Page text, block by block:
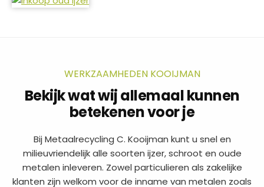
WERKZAAMHEDEN KOOIJMAN
Bekijk wat wij allemaal kunnen
betekenen voor je
Bij Metaalrecycling C. Kooijman kunt u snel en
milieuvriendelijk alle soorten ijzer, schroot en oude
metalen inleveren. Zowel particulieren als zakelijke
klanten zijn welkom voor de inname van metalen zoals